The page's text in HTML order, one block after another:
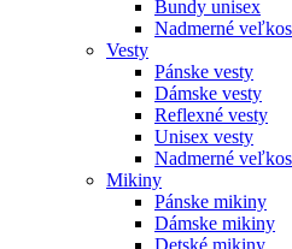
Bundy unisex
Nadmerné
Vesty
Pánske vesty
Dámske vesty
Reflexné vesty
Unisex vesty
Nadmerné
Mikiny
Pánske mikiny
Dámske mikiny
Detské mikiny